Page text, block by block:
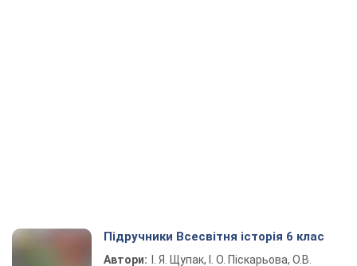
Підручники Всесвітня історія 6 клас
Автори:
І. Я. Щупак, І. О. Піскарьова, О.В.